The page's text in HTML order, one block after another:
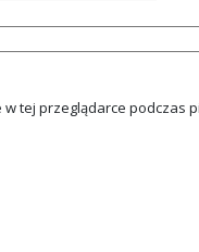
tej przeglądarce podczas